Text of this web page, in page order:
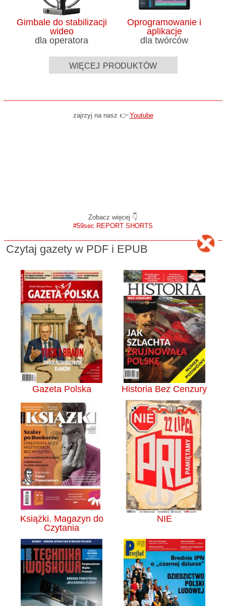
Gimbale do stabilizacji
wideo
dla operatora
Oprogramowanie i
aplikacje
dla twórców
więcej produktów
zajrzyj na nasz 👉 Youtube
Zobacz więcej 👇
#59sec REPORT SHORTS
Czytaj gazety w PDF i EPUB
Gazeta Polska Historia Bez Cenzury
Książki. Magazyn do
Czytania
NIE